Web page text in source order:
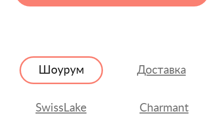
Шоурум Доставка
SwissLake Charmant